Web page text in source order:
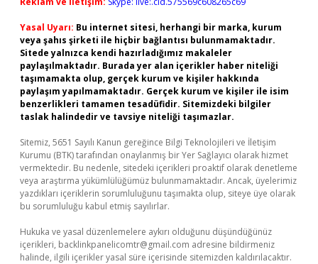
Yasal Uyarı: Bu internet sitesi, herhangi bir marka, kurum
veya şahıs şirketi ile hiçbir bağlantısı bulunmamaktadır.
Sitede yalnızca kendi hazırladığımız makaleler
paylaşılmaktadır. Burada yer alan içerikler haber niteliği
taşımamakta olup, gerçek kurum ve kişiler hakkında
paylaşım yapılmamaktadır. Gerçek kurum ve kişiler ile isim
benzerlikleri tamamen tesadüfidir. Sitemizdeki bilgiler
taslak halindedir ve tavsiye niteliği taşımazlar.
Sitemiz, 5651 Sayılı Kanun gereğince Bilgi Teknolojileri ve İletişim
Kurumu (BTK) tarafından onaylanmış bir Yer Sağlayıcı olarak hizmet
vermektedir. Bu nedenle, sitedeki içerikleri proaktif olarak denetleme
veya araştırma yükümlülüğümüz bulunmamaktadır. Ancak, üyelerimiz
yazdıkları içeriklerin sorumluluğunu taşımakta olup, siteye üye olarak
bu sorumluluğu kabul etmiş sayılırlar.
Hukuka ve yasal düzenlemelere aykırı olduğunu düşündüğünüz
içerikleri, backlinkpanelicomtr@gmail.com adresine bildirmeniz
halinde, ilgili içerikler yasal süre içerisinde sitemizden kaldırılacaktır.